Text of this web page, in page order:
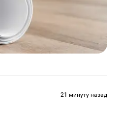
21 минуту назад